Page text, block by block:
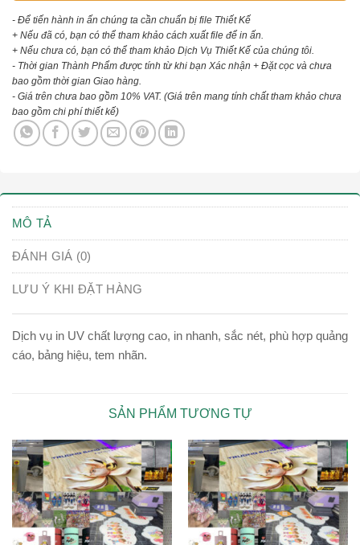
- Để tiến hành in ấn chúng ta cần chuẩn bị file Thiết Kế
+ Nếu đã có, bạn có thể tham khảo cách xuất file để in ấn.
+ Nếu chưa có, bạn có thể tham khảo Dịch Vụ Thiết Kế của chúng tôi.
- Thời gian Thành Phẩm được tính từ khi bạn Xác nhận + Đặt cọc và chưa
bao gồm thời gian Giao hàng.
- Giá trên chưa bao gồm 10% VAT. (Giá trên mang tính chất tham khảo chưa
bao gồm chi phí thiết kế)
MÔ TẢ
ĐÁNH GIÁ (0)
LƯU Ý KHI ĐẶT HÀNG
Dịch vụ in UV chất lượng cao, in nhanh, sắc nét, phù hợp quảng
cáo, bảng hiệu, tem nhãn.
SẢN PHẨM TƯƠNG TỰ